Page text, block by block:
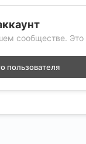
сообществе. Это
пользователя